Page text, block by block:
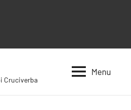
Cruciverba
Menu